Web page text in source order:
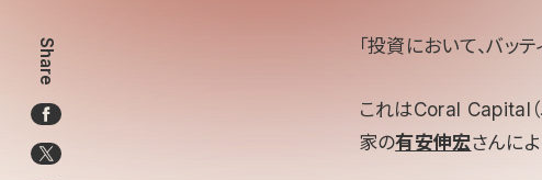
Share 「投資において、バッ
これはCoral Capital
家の有安伸宏さんに